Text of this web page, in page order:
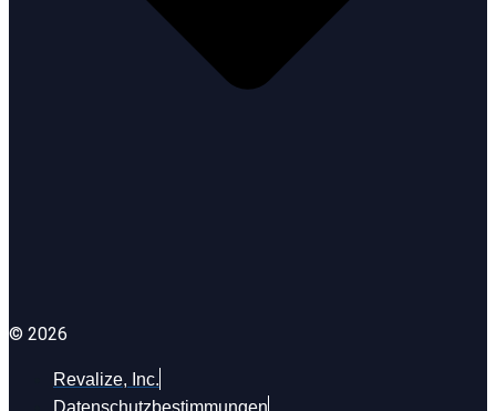
© 2026
Revalize, Inc.
Datenschutzbestimmungen